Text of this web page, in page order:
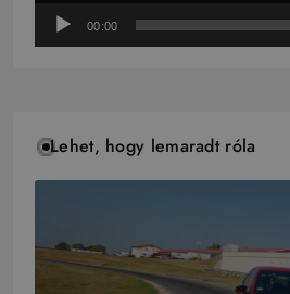
00:00
Lehet, hogy lemaradt róla